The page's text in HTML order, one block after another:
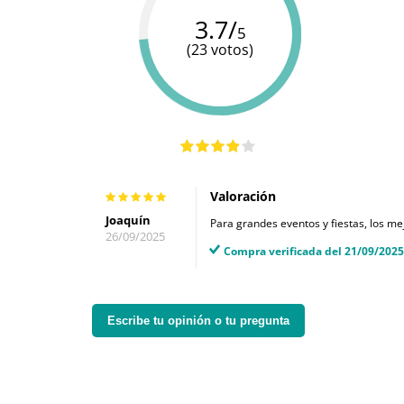
3.7/5
(23 votos)
Joaquín
26/09/2025
Valoración
Para grandes eventos y fiestas, los
Compra verificada del 21/09/2025
Escribe tu opinión o tu pregunta